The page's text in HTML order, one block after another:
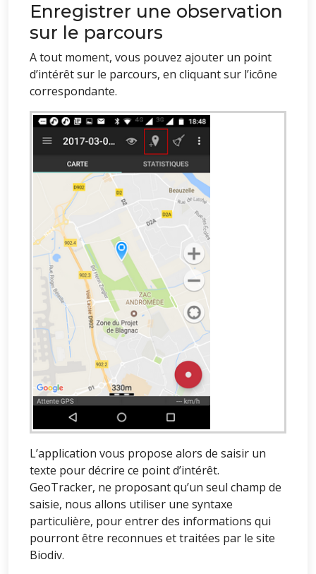
Enregistrer une observation
sur le parcours
A tout moment, vous pouvez ajouter un point
d’intérêt sur le parcours, en cliquant sur l’icône
correspondante.
L’application vous propose alors de saisir un
texte pour décrire ce point d’intérêt.
GeoTracker, ne proposant qu’un seul champ de
saisie, nous allons utiliser une syntaxe
particulière, pour entrer des informations qui
pourront être reconnues et traitées par le site
Biodiv.